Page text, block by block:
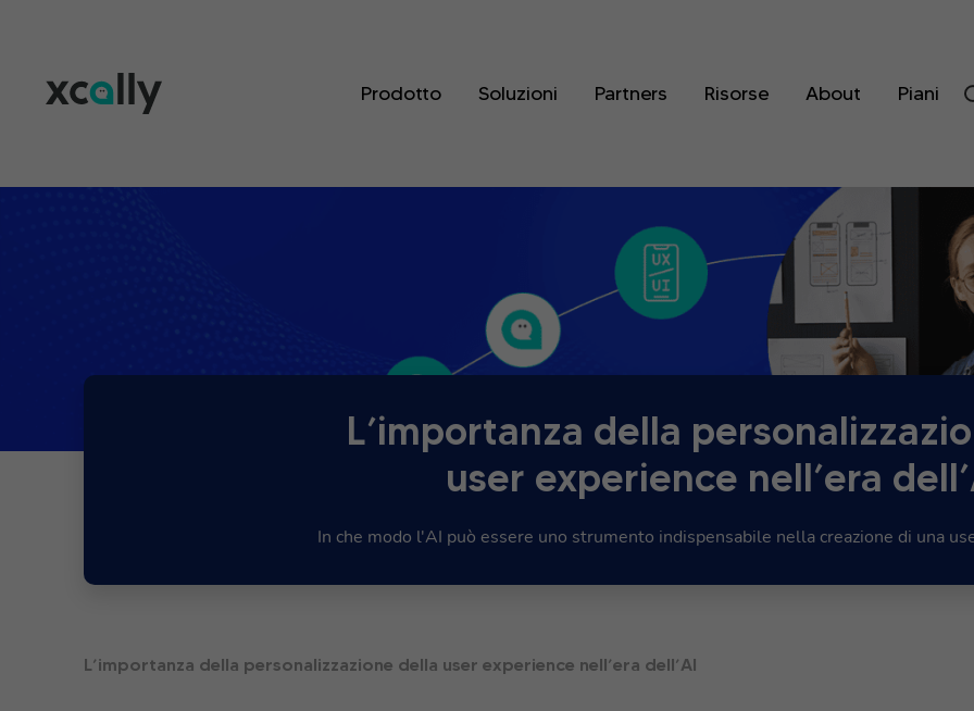
Prodotto Soluzioni Partners Risorse About Piani
L’importanza della
user experience nell’era
In che modo l'AI può essere uno strumento indispensabile nella creazione di una
L’importanza della personalizzazione della user experience nell’era dell’AI